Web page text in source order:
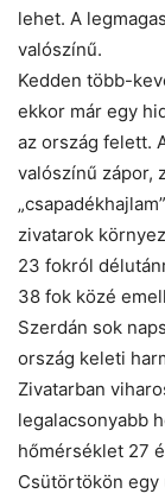
lehet. A
valószínű.
Kedden több-
ekkor már egy
az ország felett.
valószínű zápor,
zivatarok
23 fokról
38 fok közé
Szerdán sok
ország keleti
Zivatarban
legalacsonyabb
hőmérséklet 27
Csütörtökön egy